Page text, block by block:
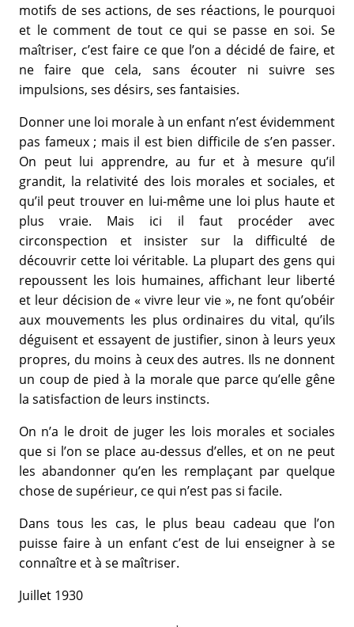
motifs de ses actions, de ses réactions, le pourquoi
et le comment de tout ce qui se passe en soi. Se
maîtriser, c’est faire ce que l’on a décidé de faire, et
ne faire que cela, sans écouter ni suivre ses
impulsions, ses désirs, ses fantaisies.
Donner une loi morale à un enfant n’est évidemment
pas fameux ; mais il est bien difficile de s’en passer.
On peut lui apprendre, au fur et à mesure qu’il
grandit, la relativité des lois morales et sociales, et
qu’il peut trouver en lui-même une loi plus haute et
plus vraie. Mais ici il faut procéder avec
circonspection et insister sur la difficulté de
découvrir cette loi véritable. La plupart des gens qui
repoussent les lois humaines, affichant leur liberté
et leur décision de « vivre leur vie », ne font qu’obéir
aux mouvements les plus ordinaires du vital, qu’ils
déguisent et essayent de justifier, sinon à leurs yeux
propres, du moins à ceux des autres. Ils ne donnent
un coup de pied à la morale que parce qu’elle gêne
la satisfaction de leurs instincts.
On n’a le droit de juger les lois morales et sociales
que si l’on se place au-dessus d’elles, et on ne peut
les abandonner qu’en les remplaçant par quelque
chose de supérieur, ce qui n’est pas si facile.
Dans tous les cas, le plus beau cadeau que l’on
puisse faire à un enfant c’est de lui enseigner à se
connaître et à se maîtriser.
Juillet 1930